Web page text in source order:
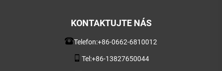
KONTAKTUJTE NÁS
Telefon:+86-0662-6810012
Tel:+86-13827650044